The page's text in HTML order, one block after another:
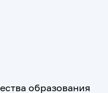
образования